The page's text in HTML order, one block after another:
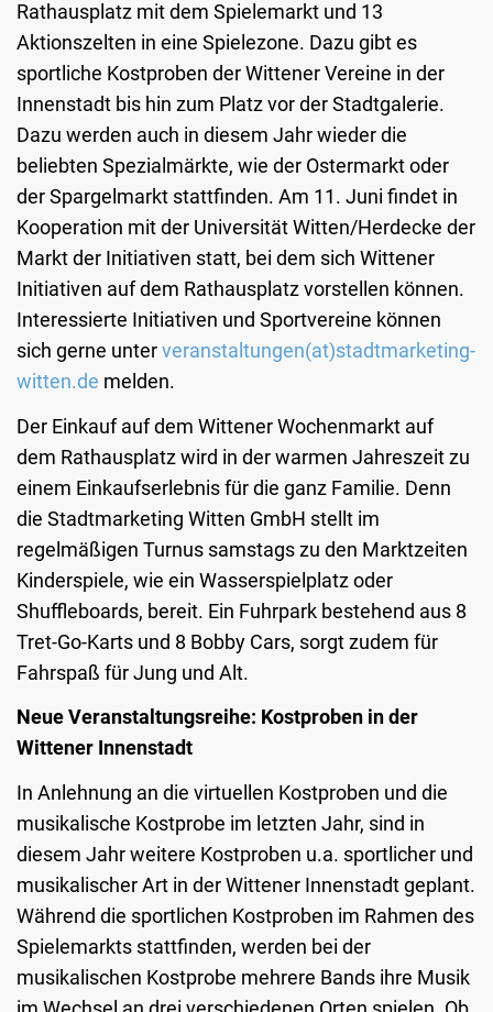
Rathausplatz mit dem Spielemarkt und 13
Aktionszelten in eine Spielezone. Dazu gibt es
sportliche Kostproben der Wittener Vereine in der
Innenstadt bis hin zum Platz vor der Stadtgalerie.
Dazu werden auch in diesem Jahr wieder die
beliebten Spezialmärkte, wie der Ostermarkt oder
der Spargelmarkt stattfinden. Am 11. Juni findet in
Kooperation mit der Universität Witten/Herdecke der
Markt der Initiativen statt, bei dem sich Wittener
Initiativen auf dem Rathausplatz vorstellen können.
Interessierte Initiativen und Sportvereine können
sich gerne unter veranstaltungen(at)stadtmarketing-
witten.de melden.
Der Einkauf auf dem Wittener Wochenmarkt auf
dem Rathausplatz wird in der warmen Jahreszeit zu
einem Einkaufserlebnis für die ganz Familie. Denn
die Stadtmarketing Witten GmbH stellt im
regelmäßigen Turnus samstags zu den Marktzeiten
Kinderspiele, wie ein Wasserspielplatz oder
Shuffleboards, bereit. Ein Fuhrpark bestehend aus 8
Tret-Go-Karts und 8 Bobby Cars, sorgt zudem für
Fahrspaß für Jung und Alt.
Neue Veranstaltungsreihe: Kostproben in der
Wittener Innenstadt
In Anlehnung an die virtuellen Kostproben und die
musikalische Kostprobe im letzten Jahr, sind in
diesem Jahr weitere Kostproben u.a. sportlicher und
musikalischer Art in der Wittener Innenstadt geplant.
Während die sportlichen Kostproben im Rahmen des
Spielemarkts stattfinden, werden bei der
musikalischen Kostprobe mehrere Bands ihre Musik